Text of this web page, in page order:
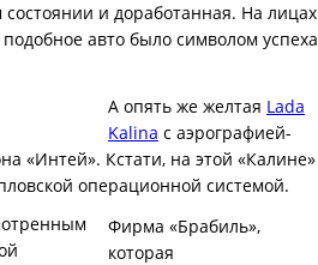
состоянии и доработанная. На лицах
авто было символом успеха
А опять же желтая Lada
Kalina с аэрографией-
«Интей». Кстати, на этой «Калине»
операционной системой.
Фирма «Брабиль»,
которая